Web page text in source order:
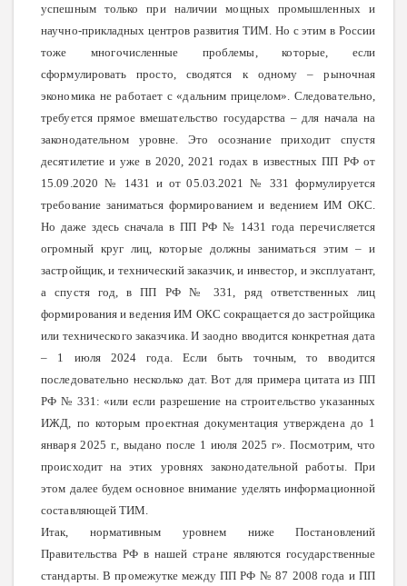
успешным только при наличии мощных промышленных и
научно-прикладных центров развития ТИМ. Но с этим в России
тоже многочисленные проблемы, которые, если
сформулировать просто, сводятся к одному – рыночная
экономика не работает с «дальним прицелом». Следовательно,
требуется прямое вмешательство государства – для начала на
законодательном уровне. Это осознание приходит спустя
десятилетие и уже в 2020, 2021 годах в известных ПП РФ от
15.09.2020 № 1431 и от 05.03.2021 № 331 формулируется
требование заниматься формированием и ведением ИМ ОКС.
Но даже здесь сначала в ПП РФ № 1431 года перечисляется
огромный круг лиц, которые должны заниматься этим – и
застройщик, и технический заказчик, и инвестор, и эксплуатант,
а спустя год, в ПП РФ № 331, ряд ответственных лиц
формирования и ведения ИМ ОКС сокращается до застройщика
или технического заказчика. И заодно вводится конкретная дата
– 1 июля 2024 года. Если быть точным, то вводится
последовательно несколько дат. Вот для примера цитата из ПП
РФ № 331: «или если разрешение на строительство указанных
ИЖД, по которым проектная документация утверждена до 1
января 2025 г., выдано после 1 июля 2025 г». Посмотрим, что
происходит на этих уровнях законодательной работы. При
этом далее будем основное внимание уделять информационной
составляющей ТИМ.
Итак, нормативным уровнем ниже Постановлений
Правительства РФ в нашей стране являются государственные
стандарты. В промежутке между ПП РФ № 87 2008 года и ПП